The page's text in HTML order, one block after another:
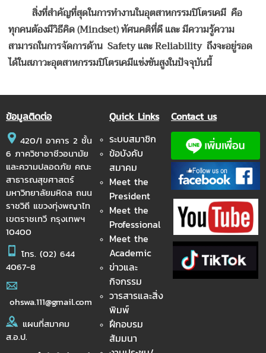
สิ่งที่สำคัญที่สุดในการทำงานในอุตสาหกรรมปิโตรเคมี คือ
ทุกคนต้องมีวิธีคิด (Mindset) ทัศนคติที่ดี และ มีความรู้ความ
สามารถในการจัดการด้าน Safety และ Reliability ถึงจะอยู่รอด
ได้ในสภาวะอุตสาหกรรมปิโตรเคมีแข่งขันสูงในปัจจุบันนี้
ข้อมูลติดต่อ
420/1 อาคาร 2 ชั้น
6 ภาควิชาอาชีวอนามัย
และความปลอดภัย คณะ
สาธารณสุขศาสตร์
มหาวิทยาลัยมหิดล ถนน
ราชวิถี แขวงทุ่งพญาไท
เขตราชเทวี กรุงเทพฯ
10400
โทร. (02) 644
4067-8
ohswa.111@gmail.com
แผนที่สมาคม
ส.อ.ป.
Quick Links
ระบบสมาชิก
ข้อบังคับ
สมาคม
Meet the
President
Meet the
Professional
Meet the
Academic
ข่าวและ
กิจกรรม
วารสารและสิ่ง
พิมพ์
ฝึกอบรม
สัมมนา
Contact us